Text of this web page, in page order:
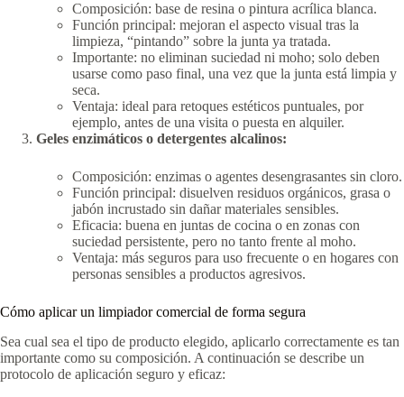
Composición: base de resina o pintura acrílica blanca.
Función principal: mejoran el aspecto visual tras la
limpieza, “pintando” sobre la junta ya tratada.
Importante: no eliminan suciedad ni moho; solo deben
usarse como paso final, una vez que la junta está limpia y
seca.
Ventaja: ideal para retoques estéticos puntuales, por
ejemplo, antes de una visita o puesta en alquiler.
Geles enzimáticos o detergentes alcalinos:
Composición: enzimas o agentes desengrasantes sin cloro.
Función principal: disuelven residuos orgánicos, grasa o
jabón incrustado sin dañar materiales sensibles.
Eficacia: buena en juntas de cocina o en zonas con
suciedad persistente, pero no tanto frente al moho.
Ventaja: más seguros para uso frecuente o en hogares con
personas sensibles a productos agresivos.
Cómo aplicar un limpiador comercial de forma segura
Sea cual sea el tipo de producto elegido, aplicarlo correctamente es tan
importante como su composición. A continuación se describe un
protocolo de aplicación seguro y eficaz: